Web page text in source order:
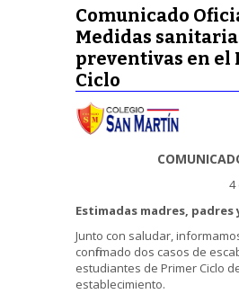
Comunicado
Medidas
preventivas en el
Ciclo
4
Estimadas madres, padres
Junto con saludar,
confirmado dos casos de
estudiantes de Primer Ciclo
establecimiento.